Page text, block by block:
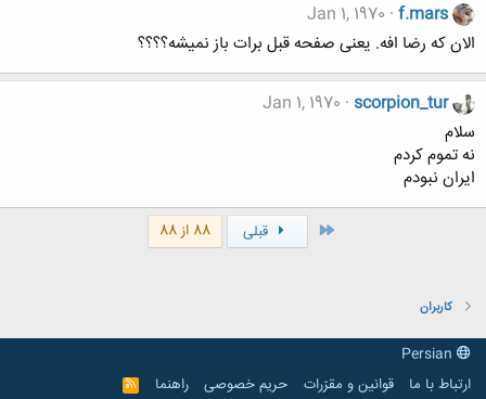
f.mars
Jan 1, 1970
الان که رضا افه. یعنی صفحه قبل برات باز نمیشه؟؟؟؟
scorpion_tur
Jan 1, 1970
سلام
نه تموم کردم
ایران نبودم
اول قبلی 88 از 88
کاربران
ارتباط با ما
قوانین و مقرّرات حریم خصوصی راهنما
R